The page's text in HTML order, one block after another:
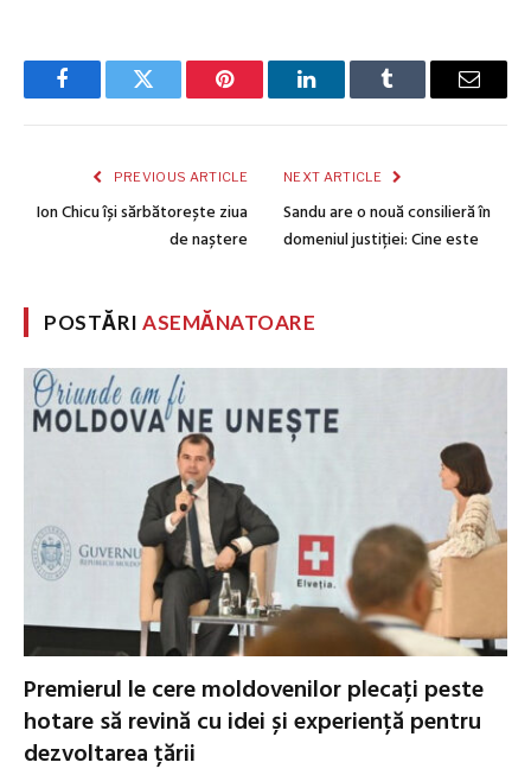
FacebookTwitter Pinterest LinkedInTumblr Email
PREVIOUS ARTICLE
Ion Chicu își sărbătorește ziua
de naștere
NEXT ARTICLE
Sandu are o nouă consilieră în
domeniul justiției: Cine este
POSTĂRIASEMĂNATOARE
Premierul le cere moldovenilor plecați peste
hotare să revină cu idei și experiență pentru
dezvoltarea țării